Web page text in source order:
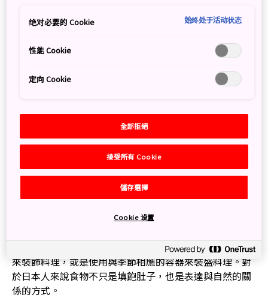
和食誕生的背景與日本的風土息息相關。日本是一個四面
環海、南北狹長的島國，擁有豐富的山林、河流等自然環
境，自古以來即發展出了烹飪各式食材的文化。
而且透過飲食來表現季節變幻，因此使用當季花卉或葉子
來裝飾料理，或是使用與季節相應的容器來裝盛料理。對
於日本人來說食物不只是填飽肚子，也是表達與自然的關
係的方式。
绝对必要的 Cookie 始终处于活动状态
性能 Cookie
定向 Cookie
全部拒絕
接受所有 Cookie
儲存選擇
Cookie 设置